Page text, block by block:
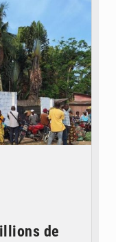
de